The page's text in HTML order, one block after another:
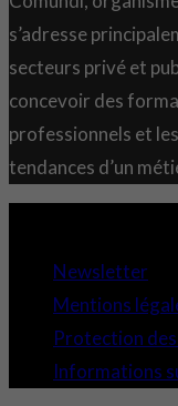
s’adresse
secteurs privé et
concevoir des
professionnels et
tendances d’un
Newsletter
Mentions
Protection
Informations